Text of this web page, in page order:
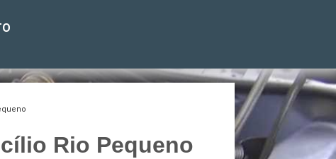
Rio Pequeno